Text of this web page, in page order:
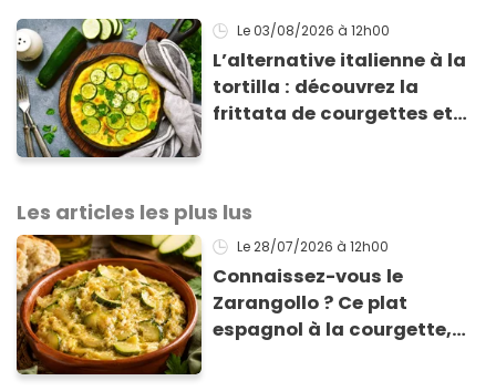
Le 03/08/2026 à 12h00
L’alternative italienne à la
tortilla : découvrez la
frittata de courgettes et
Les articles les plus lus
Le 28/07/2026 à 12h00
Connaissez-vous le
Zarangollo ? Ce plat
espagnol à la courgette,